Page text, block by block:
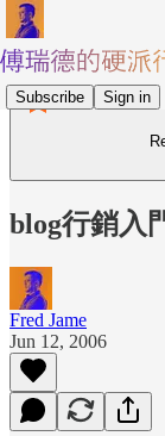
Subscribe Sign in
blog行銷入
Fred Jame
Jun 12, 2006